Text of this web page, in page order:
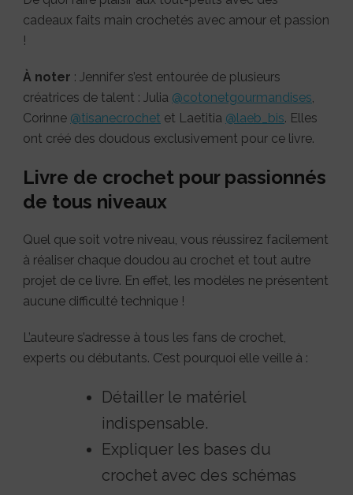
cadeaux faits main crochetés avec amour et passion
!
À noter : Jennifer s’est entourée de plusieurs
créatrices de talent : Julia @cotonetgourmandises,
Corinne @tisanecrochet et Laetitia @laeb_bis. Elles
ont créé des doudous exclusivement pour ce livre.
Livre de crochet pour passionnés
de tous niveaux
Quel que soit votre niveau, vous réussirez facilement
à réaliser chaque doudou au crochet et tout autre
projet de ce livre. En effet, les modèles ne présentent
aucune difficulté technique !
L’auteure s’adresse à tous les fans de crochet,
experts ou débutants. C’est pourquoi elle veille à :
Détailler le matériel
indispensable.
Expliquer les bases du
crochet avec des schémas